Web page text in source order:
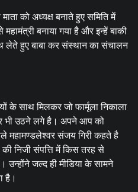
को अध्यक्ष बनाते हुए समिति में
बनाया गया है और इन्हें बाकी
लेते हुए बाबा कर संस्थान का संचालन
के साथ मिलकर जो फार्मूला निकाला
भी उठने लगे है। अपने आप को
महामण्डलेश्वर संजय गिरी कहते है
निजी संपत्ति में किस तरह से
उन्होंने जल्द ही मीडिया के सामने
है।